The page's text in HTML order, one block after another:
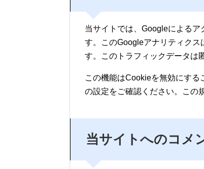
当サイトでは、Googleによる
す。このGoogleアナリティクス
す。このトラフィックデータは
この機能はCookieを無効にす
の設定をご確認ください。この
当サイトへのコメ